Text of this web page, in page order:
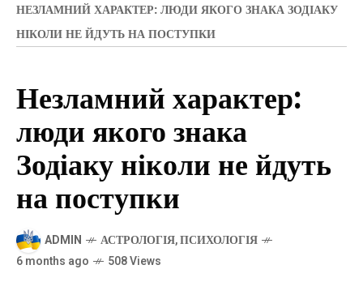
НЕЗЛАМНИЙ ХАРАКТЕР: ЛЮДИ ЯКОГО ЗНАКА ЗОДІАКУ
НІКОЛИ НЕ ЙДУТЬ НА ПОСТУПКИ
Незламний характер:
люди якого знака
Зодіаку ніколи не йдуть
на поступки
ADMIN АСТРОЛОГІЯ,ПСИХОЛОГІЯ
6 months ago
508 Views